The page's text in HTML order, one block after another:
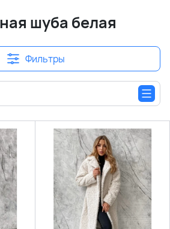
шуба белая
Фильтры